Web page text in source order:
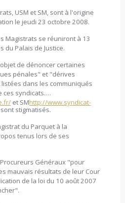
USM et SM, sont à l'origine
le jeudi 23 octobre 2008.
Magistrats se réuniront à 13
du Palais de Justice.
de dénoncer certaines
pénales" et "dérives
dans les communiqués
ces syndicats.
et SMhttp://www.syndicat-
stigmatisés.
du Parquet à la
tenus lors de ses
Généraux "pour
mauvais résultats de leur Cour
de la loi du 10 août 2007